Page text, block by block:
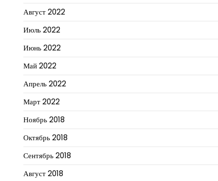
Август 2022
Июль 2022
Июнь 2022
Май 2022
Апрель 2022
Март 2022
Ноябрь 2018
Октябрь 2018
Сентябрь 2018
Август 2018